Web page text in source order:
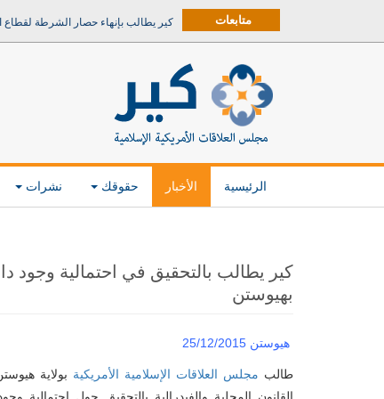
متابعات كير يطالب بإنهاء حصار الشرطة لقطاع
الرئيسية الأخبار حقوقك نشرات
كير يطالب بالتحقيق في احتمالية
بهيوستن
هيوستن 25/12/2015
طالب مجلس العلاقات الإسلامية الأمريكية بولاية